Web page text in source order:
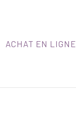
ACHAT EN LIGNE